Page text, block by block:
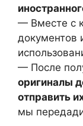
— Вместе с
документов
— После
оригиналы
отправить
мы